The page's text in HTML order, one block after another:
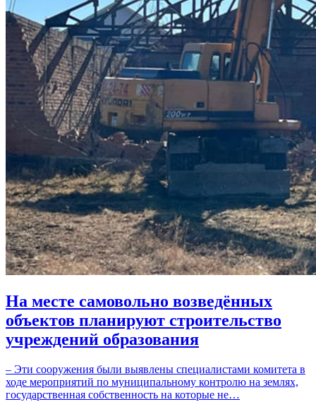
На месте самовольно возведённых
объектов планируют строительство
учреждений образования
– Эти сооружения были выявлены специалистами комитета в
ходе мероприятий по муниципальному контролю на землях,
государственная собственность на которые не…